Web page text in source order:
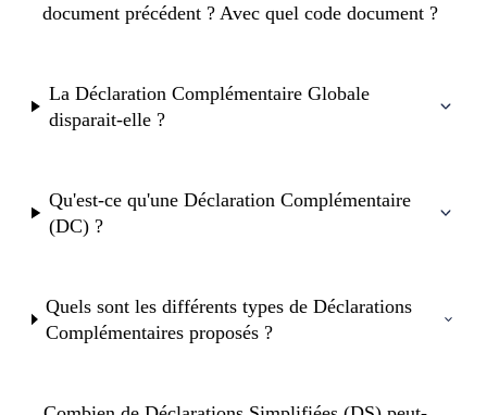
document précédent ? Avec quel code document ?
La Déclaration Complémentaire Globale
disparait-elle ?
Qu'est-ce qu'une Déclaration Complémentaire
(DC) ?
Quels sont les différents types de Déclarations
Complémentaires proposés ?